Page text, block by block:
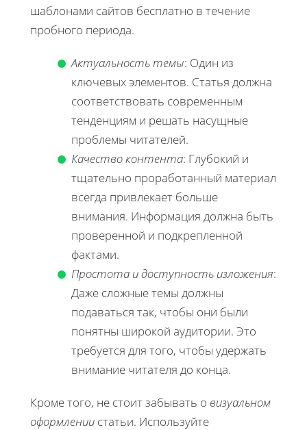
шаблонами сайтов бесплатно в течение
пробного периода.
Актуальность темы: Один из
ключевых элементов. Статья должна
соответствовать современным
тенденциям и решать насущные
проблемы читателей.
Качество контента: Глубокий и
тщательно проработанный материал
всегда привлекает больше
внимания. Информация должна быть
проверенной и подкрепленной
фактами.
Простота и доступность изложения:
Даже сложные темы должны
подаваться так, чтобы они были
понятны широкой аудитории. Это
требуется для того, чтобы удержать
внимание читателя до конца.
Кроме того, не стоит забывать о визуальном
оформлении статьи. Используйте